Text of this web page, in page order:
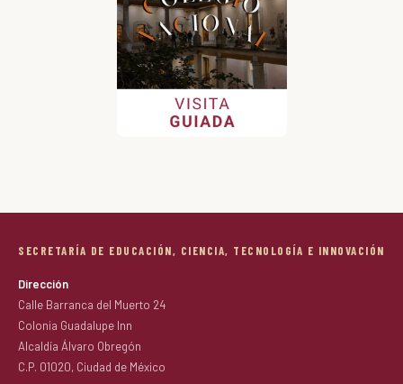
SECRETARÍA DE EDUCACIÓN, CIENCIA, TECNOLOGÍA E INNOVACIÓN
Dirección
Calle Barranca del Muerto 24
Colonia Guadalupe Inn
Alcaldía Álvaro Obregón
C.P. 01020, Ciudad de México